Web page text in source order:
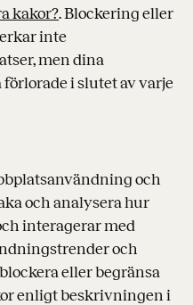
kakor?. Blockering eller
inte
men dina
i slutet av varje
och
och analysera hur
interagerar med
och
eller begränsa
enligt beskrivningen i